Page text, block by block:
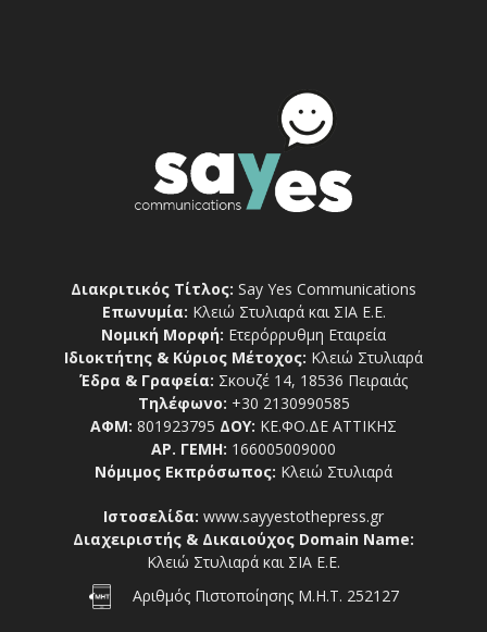
Διακριτικός Τίτλος: Say Yes Communications
Επωνυμία: Κλειώ Στυλιαρά και ΣΙΑ Ε.Ε.
Νομική Μορφή: Ετερόρρυθμη Εταιρεία
Ιδιοκτήτης & Κύριος Μέτοχος: Κλειώ Στυλιαρά
Έδρα & Γραφεία: Σκουζέ 14, 18536 Πειραιάς
Τηλέφωνο: +30 2130990585
ΑΦΜ: 801923795 ΔΟΥ: ΚΕ.ΦΟ.ΔΕ ΑΤΤΙΚΗΣ
ΑΡ. ΓΕΜΗ: 166005009000
Νόμιμος Εκπρόσωπος: Κλειώ Στυλιαρά
Ιστοσελίδα: www.sayyestothepress.gr
Διαχειριστής & Δικαιούχος Domain Name:
Κλειώ Στυλιαρά και ΣΙΑ Ε.Ε.
Αριθμός Πιστοποίησης Μ.Η.Τ. 252127